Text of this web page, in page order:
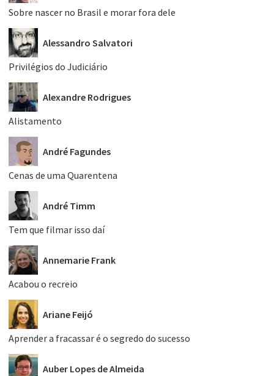
Sobre nascer no Brasil e morar fora dele
Alessandro Salvatori
Privilégios do Judiciário
Alexandre Rodrigues
Alistamento
André Fagundes
Cenas de uma Quarentena
André Timm
Tem que filmar isso daí
Annemarie Frank
Acabou o recreio
Ariane Feijó
Aprender a fracassar é o segredo do sucesso
Auber Lopes de Almeida